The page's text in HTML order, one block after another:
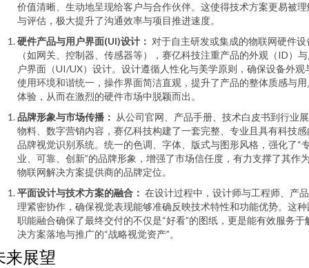
价值清晰、生动地呈现给客户与合作伙伴。这使得技术方案更易被理
与评估，极大提升了沟通效率与项目推进速度。
硬件产品与用户界面(UI)设计： 对于自主研发或集成的物联网硬件设
（如网关、控制器、传感器等），赛亿科技注重产品的外观（ID）
户界面（UI/UX）设计。设计遵循人性化与美学原则，确保设备外观
使用环境和谐统一，操作界面简洁直观，提升了产品的整体质感与用
体验，从而在激烈的硬件市场中脱颖而出。
品牌形象与市场传播： 从公司官网、产品手册、技术白皮书到行业
物料、数字营销内容，赛亿科技构建了一套完整、专业且具有科技感
品牌视觉识别系统。统一的色调、字体、版式与图形风格，强化了“
业、可靠、创新”的品牌形象，增强了市场信任度，有力支撑了其作
物联网解决方案提供商的品牌定位。
平面设计与技术方案的融合： 在设计过程中，设计师与工程师、产
理紧密协作，确保视觉表现能够准确反映技术特性和功能优势。这种
职能融合确保了最终交付的不仅是“好看”的图纸，更是能有效服务于
决方案落地与推广的“战略视觉资产”。
来展望